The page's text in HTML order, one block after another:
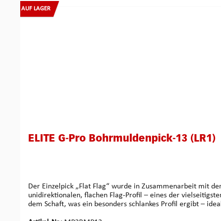
AUF LAGER
ELITE G-Pro Bohrmuldenpick-13 (LR1)
Der Einzelpick „Flat Flag“ wurde in Zusammenarbeit mit
unidirektionalen, flachen Flag-Profil – eines der vielseitigsten Designs für die Manipulation
dem Schaft, was ein besonders schlankes Profil ergibt –